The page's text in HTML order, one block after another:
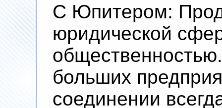
С Юпитером:
юридической
больших
соединении